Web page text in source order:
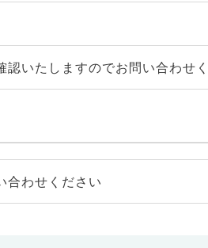
認いたしますのでお問い合わせ
合わせください